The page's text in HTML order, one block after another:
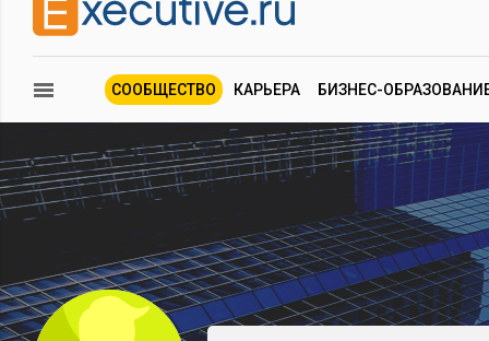
СООБЩЕСТВО КАРЬЕРА БИЗНЕС-